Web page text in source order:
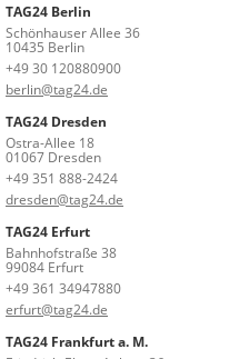
TAG24 Berlin
Schönhauser Allee 36
10435 Berlin
+49 30 120880900
berlin@tag24.de
TAG24 Dresden
Ostra-Allee 18
01067 Dresden
+49 351 888-2424
dresden@tag24.de
TAG24 Erfurt
Bahnhofstraße 38
99084 Erfurt
+49 361 34947880
erfurt@tag24.de
TAG24 Frankfurt a. M.